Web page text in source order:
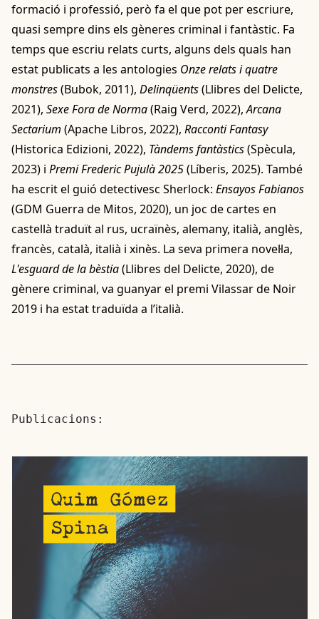
formació i professió, però fa el que pot per escriure,
quasi sempre dins els gèneres criminal i fantàstic. Fa
temps que escriu relats curts, alguns dels quals han
estat publicats a les antologies Onze relats i quatre
monstres(Bubok, 2011), Delinqüents(Llibres del Delicte,
2021), Sexe Fora de Norma(Raig Verd, 2022),Arcana
Sectarium (Apache Libros, 2022), Racconti Fantasy
(Historica Edizioni, 2022), Tàndems fantàstics(Spècula,
2023) i Premi Frederic Pujulà 2025(Líberis, 2025). També
ha escrit el guió detectivesc Sherlock: Ensayos Fabianos
(GDM Guerra de Mitos, 2020), un joc de cartes en
castellà traduït al rus, ucraïnès, alemany, italià, anglès,
francès, català, italià i xinès. La seva primera novel·la,
L'esguard de la bèstia(Llibres del Delicte, 2020), de
gènere criminal, va guanyar el premi Vilassar de Noir
2019 i ha estat traduïda a l’italià.
Publicacions: